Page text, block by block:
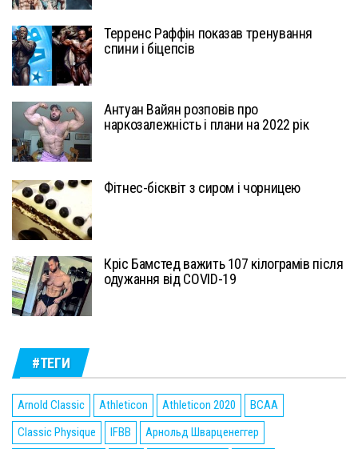
Терренс Раффін показав тренування
спини і біцепсів
Антуан Вайян розповів про
наркозалежність і плани на 2022 рік
Фітнес-бісквіт з сиром і чорницею
Кріс Бамстед важить 107 кілограмів після
одужання від COVID-19
#ТЕГИ
Arnold Classic Athleticon Athleticon 2020
BCAA
Classic Physique
IFBB
Арнольд Шварценеггер